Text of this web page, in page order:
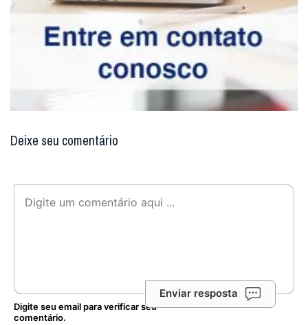
Deixe seu comentário
Enviar resposta
Digite seu email para verificar seu
comentário.